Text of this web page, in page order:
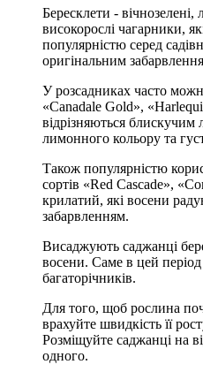
Бересклети -
високорослі чагарники,
популярністю серед
оригінальним
У розсадниках часто
«Canadale Gold»,
відрізняються блискучим
лимонного кольору та
Також популярністю
сортів «Red Cascade»,
крилатий, які восени
забарвленням.
Висаджують саджанці
восени. Саме в цей період
багаторічників.
Для того, щоб рослина
врахуйте швидкість її
Розміщуйте саджанці на
одного.